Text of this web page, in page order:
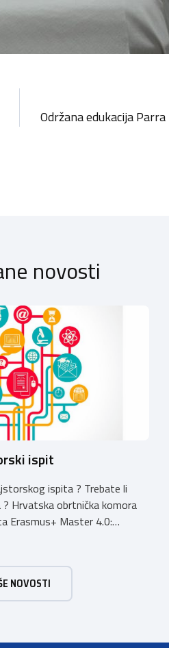
novosti
ispit
ispita ? Trebate li
Hrvatska obrtnička komora
Erasmus+ Master 4.0:
možete pronaći testne
ispita – gospodarstvo i pravni
te testove za struku/pojedina
NOVOSTI